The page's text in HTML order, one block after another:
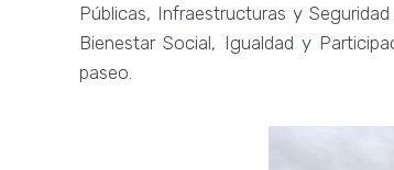
Públicas, Infraestructuras y
Bienestar Social, Igualdad y
paseo.